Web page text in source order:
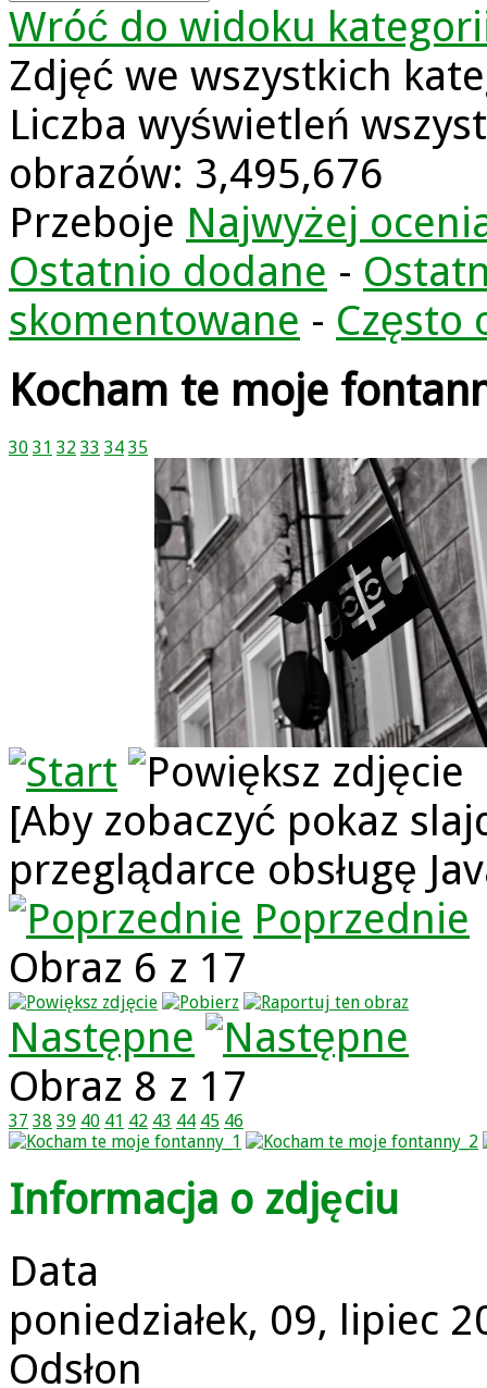
Wróć do widoku
Zdjęć we wszystkich
Liczba wyświetleń
obrazów: 3,495,676
Przeboje Najwyżej
Ostatnio dodane -
skomentowane - Często
Kocham te moje
30 31 32 33 34 35
[Aby zobaczyć pokaz
przeglądarce obsługę
Poprzednie
Obraz 6 z 17
Następne
Obraz 8 z 17
37 38 39 40 41 42 43 44 45 46
Informacja o zdjęciu
Data
poniedziałek, 09, lipiec
Odsłon